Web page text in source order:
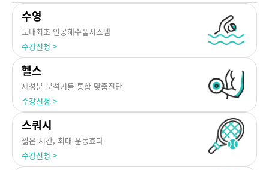
수영
도내최초 인공해수풀시스템
수강신청 >
헬스
제성분 분석기를 통함 맞춤진단
수강신청 >
스쿼시
짧은 시간, 최대 운동효과
수강신청 >